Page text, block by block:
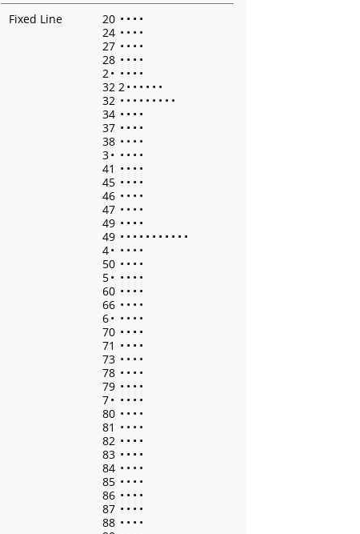
Fixed Line
20 • • • •
24 • • • •
27 • • • •
28 • • • •
2• • • • •
32 2• • • • • •
32 • • • • • • • • •
34 • • • •
37 • • • •
38 • • • •
3• • • • •
41 • • • •
45 • • • •
46 • • • •
47 • • • •
49 • • • •
49 • • • • • • • • • • •
4• • • • •
50 • • • •
5• • • • •
60 • • • •
66 • • • •
6• • • • •
70 • • • •
71 • • • •
73 • • • •
78 • • • •
79 • • • •
7• • • • •
80 • • • •
81 • • • •
82 • • • •
83 • • • •
84 • • • •
85 • • • •
86 • • • •
87 • • • •
88 • • • •